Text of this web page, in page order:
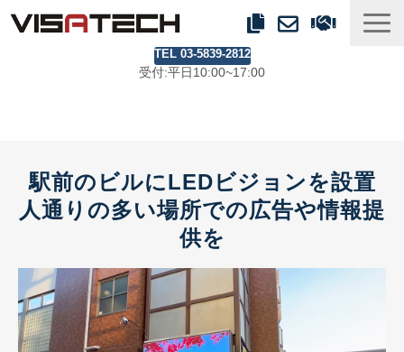
TEL 03-5839-2812
受付:平日10:00~17:00
事業紹介
会社情報
駅前のビルにLEDビジョンを設置
人通りの多い場所での広告や情報提
供を